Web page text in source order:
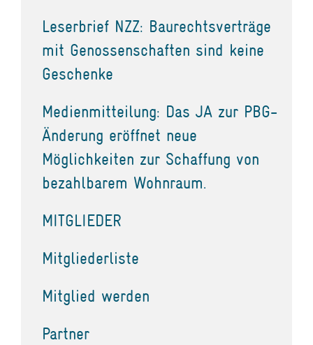
Leserbrief NZZ: Baurechtsverträge
mit Genossenschaften sind keine
Geschenke
Medienmitteilung: Das JA zur PBG-
Änderung eröffnet neue
Möglichkeiten zur Schaffung von
bezahlbarem Wohnraum.
MITGLIEDER
Mitgliederliste
Mitglied werden
Partner